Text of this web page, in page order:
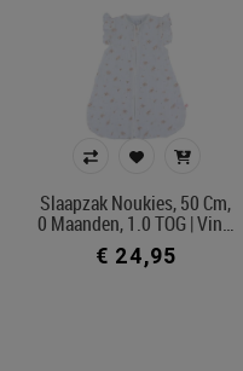
Slaapzak Noukies, 50 Cm,
0 Maanden, 1.0 TOG | Vin…
€ 24,95